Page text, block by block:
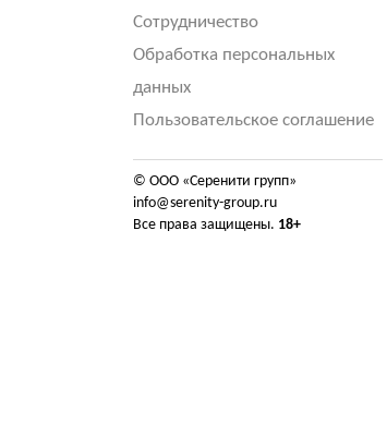
Сотрудничество
Обработка персональных
данных
Пользовательское соглашение
© ООО «Серенити групп»
info@serenity-group.ru
Все права защищены. 18+